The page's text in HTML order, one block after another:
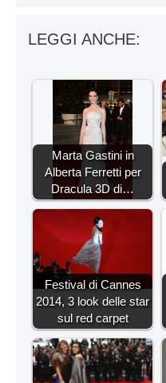
LEGGI ANCHE:
Marta Gastini in
Alberta Ferretti per
Dracula 3D di…
Festival di Cannes
2014, 3 look delle star
sul red carpet